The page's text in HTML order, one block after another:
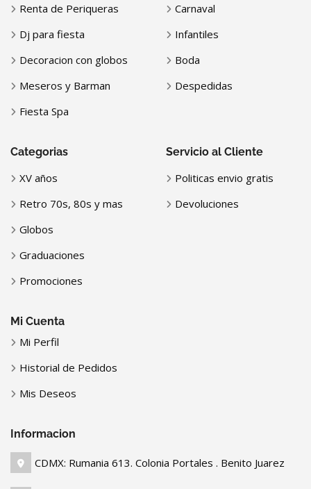
Renta de Periqueras
Dj para fiesta
Decoracion con globos
Meseros y Barman
Fiesta Spa
Carnaval
Infantiles
Boda
Despedidas
Categorias
XV años
Retro 70s, 80s y mas
Globos
Graduaciones
Promociones
Servicio al Cliente
Politicas envio gratis
Devoluciones
Mi Cuenta
Mi Perfil
Historial de Pedidos
Mis Deseos
Informacion
CDMX: Rumania 613. Colonia Portales . Benito Juarez